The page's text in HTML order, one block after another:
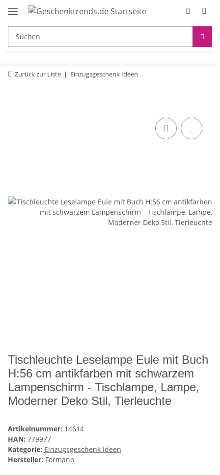
Zurück zur Liste Einzugsgeschenk Ideen
Tischleuchte Leselampe Eule mit Buch
H:56 cm antikfarben mit schwarzem
Lampenschirm - Tischlampe, Lampe,
Moderner Deko Stil, Tierleuchte
Artikelnummer: 14614
HAN: 779977
Kategorie: Einzugsgeschenk Ideen
Hersteller: Formano